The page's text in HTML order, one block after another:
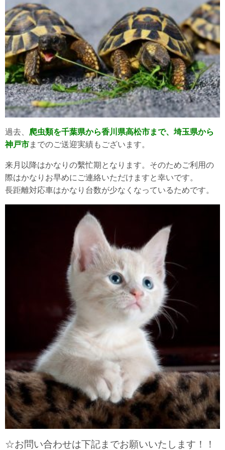
過去、 爬虫類を千葉県から香川県高松市まで、埼玉県から
神戸市までのご送迎実績もございます。
来月以降はかなりの繫忙期となります。そのためご利用の
際はかなりお早めにご連絡いただけますと幸いです。
長距離対応車はかなり台数が少なくなっているためです。
☆お問い合わせは下記までお願いいたします！！